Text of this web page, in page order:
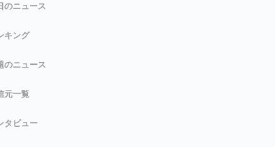
のニュース
キング
のニュース
元一覧
タビュー